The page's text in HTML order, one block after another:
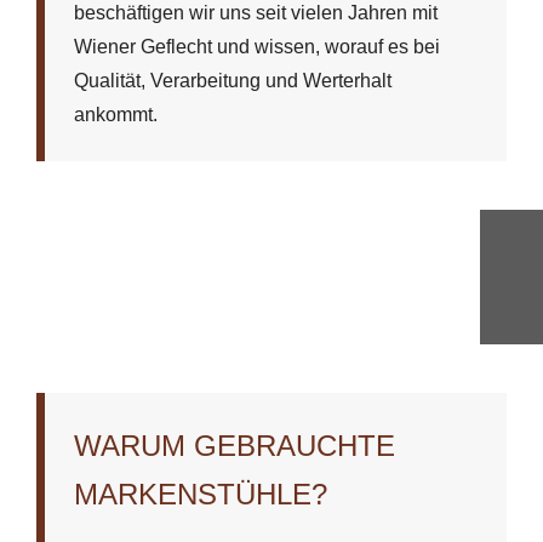
beschäftigen wir uns seit vielen Jahren mit
Wiener Geflecht und wissen, worauf es bei
Qualität, Verarbeitung und Werterhalt
ankommt.
WARUM GEBRAUCHTE
MARKENSTÜHLE?